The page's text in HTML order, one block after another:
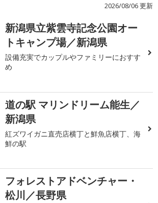
2026/08/06 更新
新潟県立紫雲寺記念公園オー
トキャンプ場／新潟県
設備充実でカップルやファミリーにおすす
め
道の駅 マリンドリーム能生／
新潟県
紅ズワイガニ直売店横丁と鮮魚店横丁、海
鮮の駅
フォレストアドベンチャー・
松川／長野県